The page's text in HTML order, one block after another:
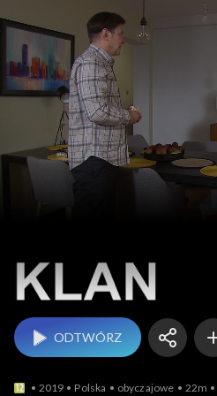
Klan
ODTWÓRZ
2019 Polska obyczajowe 22m